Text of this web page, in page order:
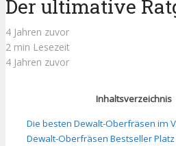
Der ultimative
4 Jahren zuvor
2 min Lesezeit
4 Jahren zuvor
Inhaltsverzeichnis
Die besten Dewalt-Oberfräsen im
Dewalt-Oberfräsen Bestseller Platz